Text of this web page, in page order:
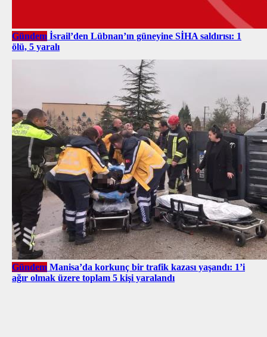
Gündem İsrail’den Lübnan’ın güneyine SİHA saldırısı: 1
ölü, 5 yaralı
Gündem Manisa’da korkunç bir trafik kazası yaşandı: 1’i
ağır olmak üzere toplam 5 kişi yaralandı